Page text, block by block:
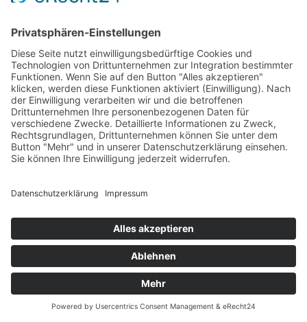
Brooks Slender Grips Leder Handgriffe Racing
Green Limitiert
Green . Mit dem B17 Ledersattel in Racing Green ein echter
79,90 €
Sofort lieferbar(Lieferzeit: 1-3 Werktage)